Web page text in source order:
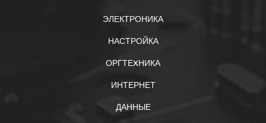
ЭЛЕКТРОНИКА
НАСТРОЙКА
ОРГТЕXНИКА
ИНТЕРНЕТ
ДАННЫЕ